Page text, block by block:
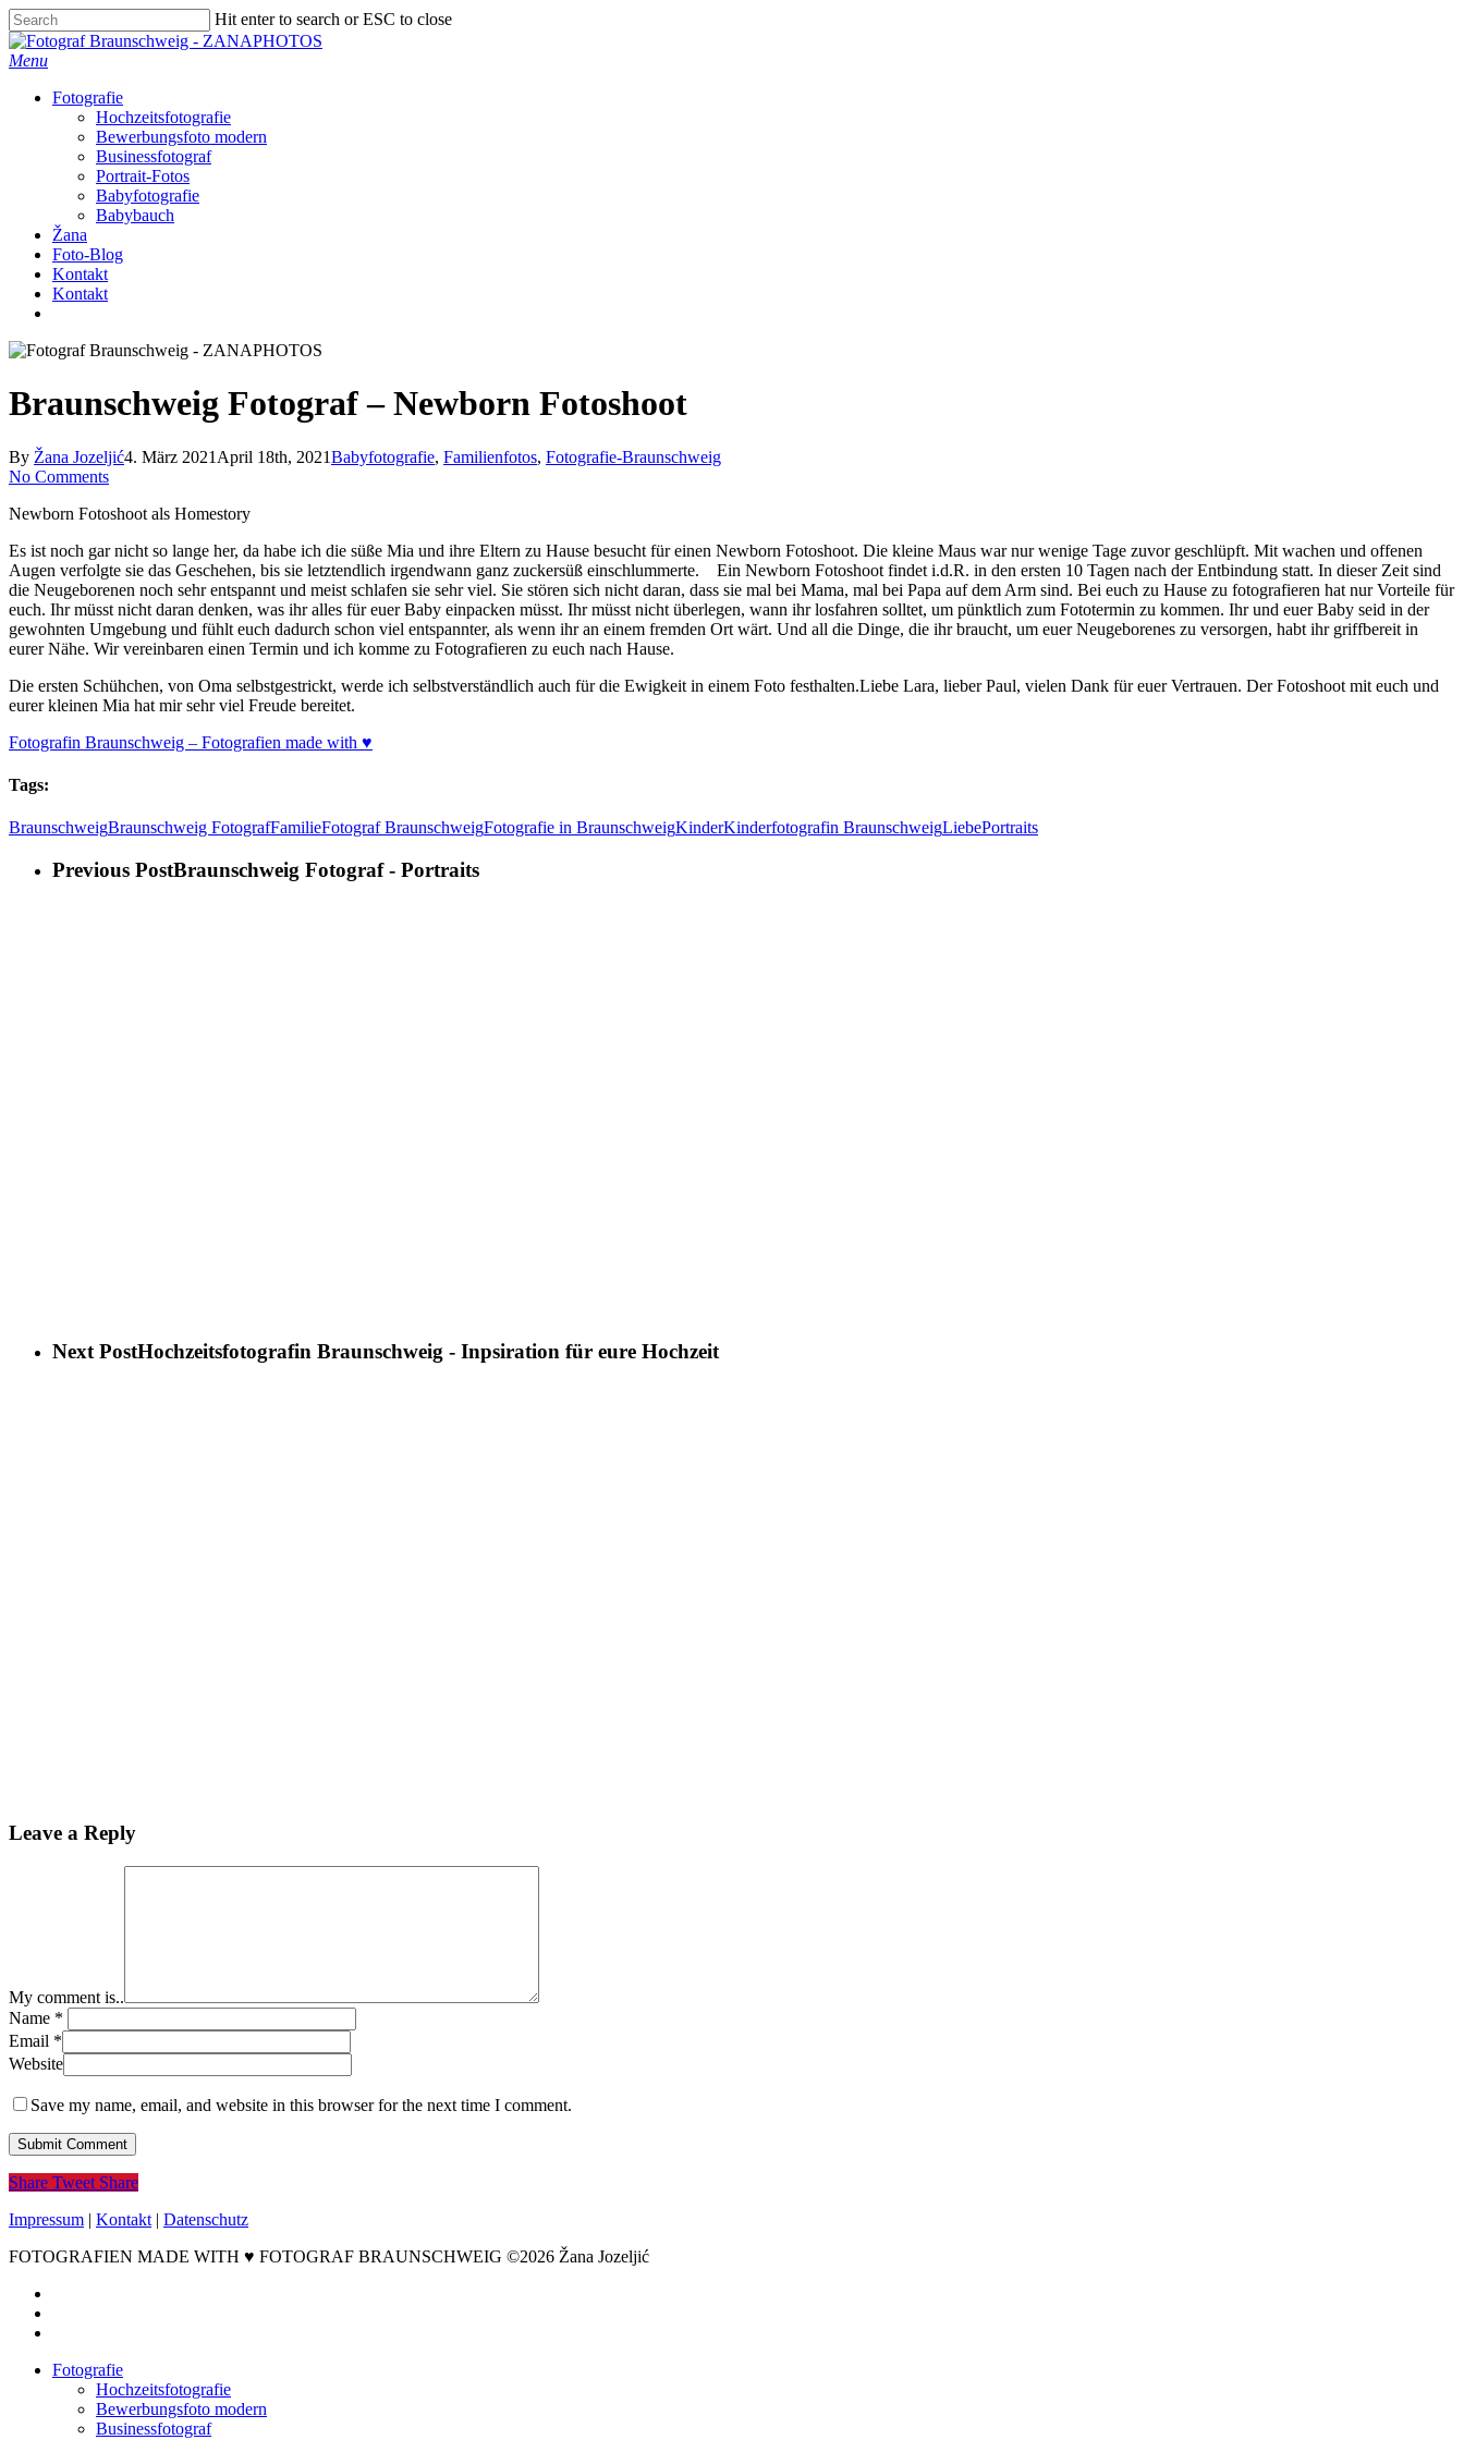
Skip
to
main
Hit enter to search or ESC to close
Close
Search
Menu
Fotografie
Hochzeitsfotografie
Bewerbungsfoto modern
Businessfotograf
Portrait-Fotos
Babyfotografie
Babybauch
Žana
Foto-Blog
Kontakt
Kontakt
Braunschweig Fotograf – Newborn Fotoshoot
By Žana Jozeljić4. März 2021 April 18th, 2021Babyfotografie, Familienfotos, Fotografie-Braunschweig
No Comments
Newborn Fotoshoot als Homestory
Es ist noch gar nicht so lange her, da habe ich die süße Mia und ihre Eltern zu Hause besucht für einen Newborn Fotoshoot. Die kleine Maus war nur wenige Tage zuvor geschlüpft. Mit wachen und offenen
Augen verfolgte sie das Geschehen, bis sie letztendlich irgendwann ganz zuckersüß einschlummerte.
Ein Newborn Fotoshoot findet i.d.R. in den ersten 10 Tagen nach der Entbindung statt. In dieser Zeit sind
die Neugeborenen noch sehr entspannt und meist schlafen sie sehr viel. Sie stören sich nicht daran, dass sie mal bei Mama, mal bei Papa auf dem Arm sind. Bei euch zu Hause zu fotografieren hat nur Vorteile für
euch. Ihr müsst nicht daran denken, was ihr alles für euer Baby einpacken müsst. Ihr müsst nicht überlegen, wann ihr losfahren solltet, um pünktlich zum Fototermin zu kommen. Ihr und euer Baby seid in der
gewohnten Umgebung und fühlt euch dadurch schon viel entspannter, als wenn ihr an einem fremden Ort wärt. Und all die Dinge, die ihr braucht, um euer Neugeborenes zu versorgen, habt ihr griffbereit in
eurer Nähe. Wir vereinbaren einen Termin und ich komme zu Fotografieren zu euch nach Hause.
Die ersten Schühchen, von Oma selbstgestrickt, werde ich selbstverständlich auch für die Ewigkeit in einem Foto festhalten.Liebe Lara, lieber Paul, vielen Dank für euer Vertrauen. Der Fotoshoot mit euch und
eurer kleinen Mia hat mir sehr viel Freude bereitet.
Fotografin Braunschweig – Fotografien made with ♥
Tags:
BraunschweigBraunschweig FotografFamilieFotograf BraunschweigFotografie in BraunschweigKinderKinderfotografin BraunschweigLiebePortraits
Previous PostBraunschweig Fotograf - Portraits
Next PostHochzeitsfotografin Braunschweig - Inpsiration für eure Hochzeit
Leave a Reply
My comment is..
Name *
Email *
Website
Save my name, email, and website in this browser for the next time I comment.
Share Tweet Share
Impressum | Kontakt | Datenschutz
FOTOGRAFIEN MADE WITH ♥ FOTOGRAF BRAUNSCHWEIG ©2026 Žana Jozeljić
Close
Fotografie
Hochzeitsfotografie
Bewerbungsfoto modern
Businessfotograf